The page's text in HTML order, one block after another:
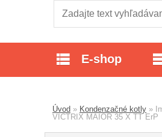
E-shop
Úvod » Kondenzačné kotly »
VICTRIX MAIOR 35 X TT ErP